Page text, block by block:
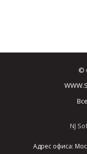
©
NJ
Адрес офиса: